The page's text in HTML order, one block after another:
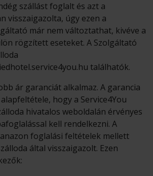
szállást foglalt és azt a
visszaigazolta, úgy ezen a
már nem változtathat, kivéve a
rögzített eseteket. A Szolgáltató
találhatók.
ár garanciát alkalmaz. A garancia
hogy a Service4You
hivatalos weboldalán érvényes
kell rendelkezni. A
foglalási feltételek mellett
által visszaigazolt. Ezen